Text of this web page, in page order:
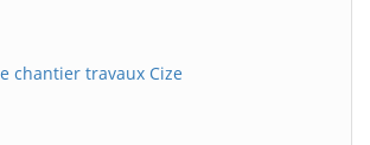
chantier travaux Cize